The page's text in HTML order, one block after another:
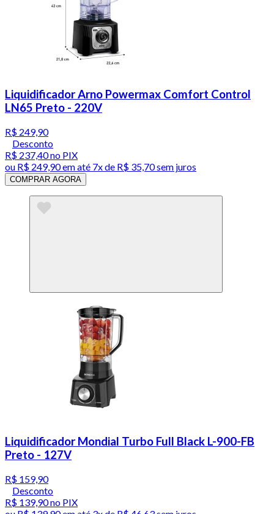
Liquidificador Arno Powermax Comfort Control
LN65 Preto - 220V
R$ 249,90
Desconto
R$ 237,40no PIX
ou R$ 249,90em até 7x de R$ 35,70 sem juros
COMPRAR AGORA
Liquidificador Mondial Turbo Full Black L-900-FB
Preto - 127V
R$ 159,90
Desconto
R$ 139,90no PIX